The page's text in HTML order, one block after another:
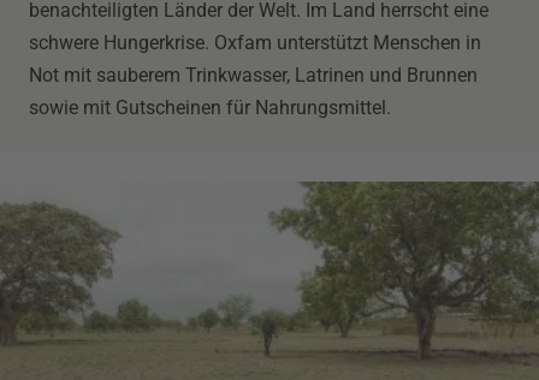
benachteiligten Länder der Welt. Im Land herrscht eine
schwere Hungerkrise. Oxfam unterstützt Menschen in
Not mit sauberem Trinkwasser, Latrinen und Brunnen
sowie mit Gutscheinen für Nahrungsmittel.